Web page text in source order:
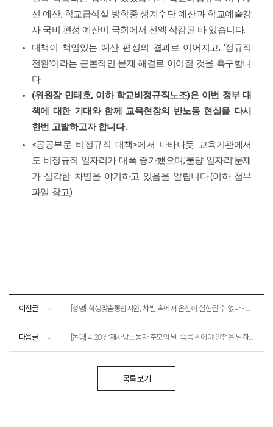
선 예산, 학교급식실 방학중 생계수단 예산과 학교예술강
사 국비 편성 예산이 국회에서 전액 삭감된 바 있습니다.
대책이 책임있는 예산 편성의 결과로 이어지고, ‘정규직
전환’이라는 근본적인 문제 해결로 이어질 것을 촉구합니
다.
(위원장 민태호, 이하 학교비정규직노조)은 이번 정부 대
책에 대한 기대와 함께 교육현장의 반노동 현실을 다시
한번 고발하고자 합니다.
<공공부문 비정규직 대책>에서 나타나듯 교육기관에서
도 비정규직 일자리가 대폭 증가했으며,‘불량 일자리’문제
가 심각한 차별을 야기하고 있음을 알립니다.(이하 첨부
파일 참고)
이전글 [성명] 학생맞춤통합지원, 차별 속에서 온전히 실현될 수 없다 - 경남교육청은 기관 교육복지사 임금차별 즉각 중단하고동일노동 동일임금 원칙을 이행하라!
다음글 [논평] 4.28 산재사망노동자 추모의 날_죽음 뒤에야 안전을 말하는 시대는 끝나야 한다
목록보기